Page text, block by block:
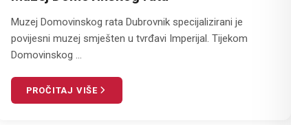
Muzej Domovinskog rata Dubrovnik specijalizirani je
povijesni muzej smješten u tvrđavi Imperijal. Tijekom
Domovinskog ...
PROČITAJ VIŠE